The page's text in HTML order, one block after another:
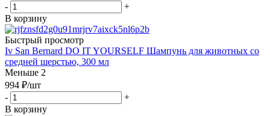
-
+
В корзину
Быстрый просмотр
Iv San Bernard DO IT YOURSELF Шампунь для животных со
средней шерстью, 300 мл
Меньше 2
994 ₽/шт
-
+
В корзину